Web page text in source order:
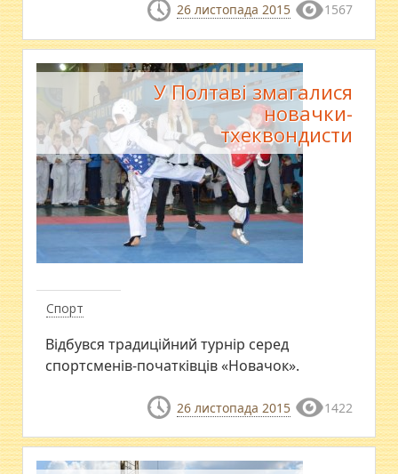
26 листопада 2015 1567
Спорт
У Полтаві змагалися
новачки-
тхеквондисти
Відбувся традиційний турнір серед
спортсменів-початківців «Новачок».
26 листопада 2015 1422